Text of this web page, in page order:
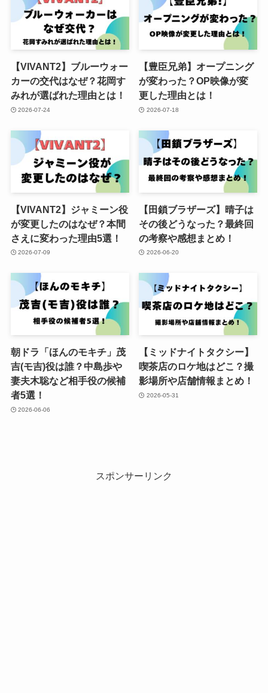
【VIVANT2】ブルーウォー
カーの交代はなぜ？花岡す
みれが選ばれた理由とは！
2026-07-24
【豊臣兄弟】オープニング
が変わった？OP映像が変
更した理由とは！
2026-07-18
【VIVANT2】ジャミーン役
が変更したのはなぜ？本間
さえに変わった理由5選！
2026-07-09
【田鎖ブラザーズ】晴子は
その後どうなった？最終回
の考察や感想まとめ！
2026-06-20
朝ドラ「ほんのモキチ」茂
吉(モ吉)役は誰？中島歩や
妻夫木聡など相手役の候補
者5選！
2026-06-06
【ミッドナイトタクシー】
喫茶店のロケ地はどこ？撮
影場所や店舗情報まとめ！
2026-05-31
スポンサーリンク